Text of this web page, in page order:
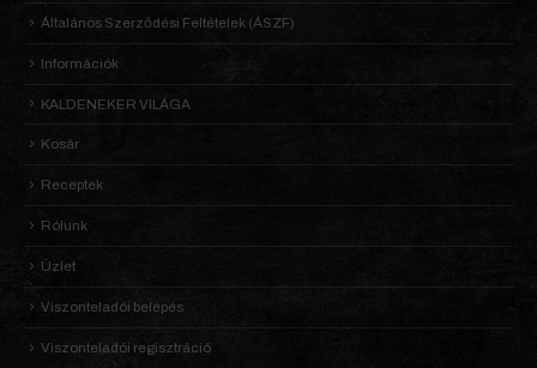
Általános Szerződési Feltételek (ÁSZF)
Információk
KALDENEKER VILÁGA
Kosár
Receptek
Rólunk
Üzlet
Viszonteladói belépés
Viszonteladói regisztráció